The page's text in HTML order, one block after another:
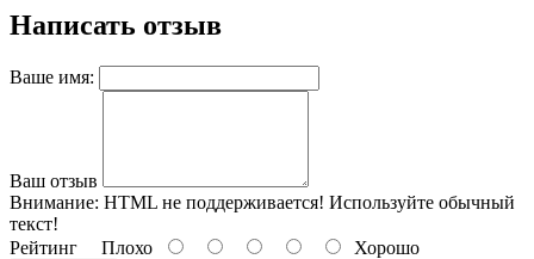
Написать отзыв
Ваше имя:
Ваш отзыв
Внимание: HTML не поддерживается! Используйте обычный
текст!
Рейтинг Плохо Хорошо